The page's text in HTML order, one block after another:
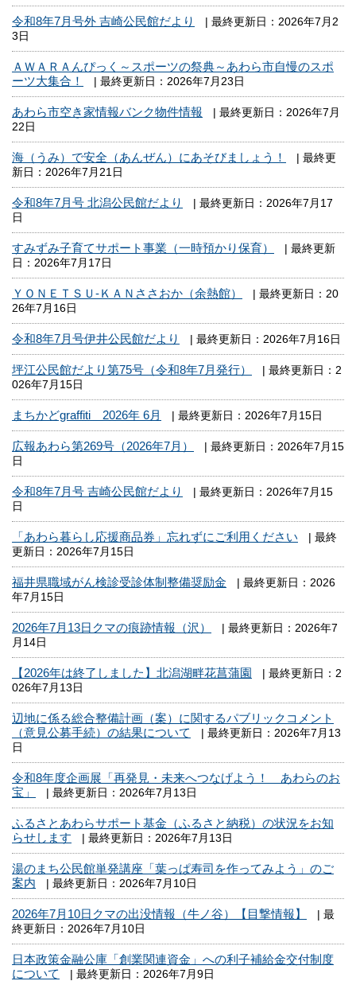
令和8年7月号外 吉崎公民館だより
| 最終更新日：2026年7月2
3日
ＡＷＡＲＡんぴっく～スポーツの祭典～あわら市自慢のスポ
ーツ大集合！
| 最終更新日：2026年7月23日
あわら市空き家情報バンク物件情報
| 最終更新日：2026年7月
22日
海（うみ）で安全（あんぜん）にあそびましょう！
| 最終更
新日：2026年7月21日
令和8年7月号 北潟公民館だより
| 最終更新日：2026年7月17
日
すみずみ子育てサポート事業（一時預かり保育）
| 最終更新
日：2026年7月17日
ＹＯＮＥＴＳＵ‐ＫＡＮささおか（余熱館）
| 最終更新日：20
26年7月16日
令和8年7月号伊井公民館だより | 最終更新日：2026年7月16日
坪江公民館だより第75号（令和8年7月発行）
| 最終更新日：2
026年7月15日
まちかどgraffiti 2026年 6月 | 最終更新日：2026年7月15日
広報あわら第269号（2026年7月）
| 最終更新日：2026年7月15
日
令和8年7月号 吉崎公民館だより
| 最終更新日：2026年7月15
日
「あわら暮らし応援商品券」忘れずにご利用ください
| 最終
更新日：2026年7月15日
福井県職域がん検診受診体制整備奨励金
| 最終更新日：2026
年7月15日
2026年7月13日クマの痕跡情報（沢）
| 最終更新日：2026年7
月14日
【2026年は終了しました】北潟湖畔花菖蒲園
| 最終更新日：2
026年7月13日
辺地に係る総合整備計画（案）に関するパブリックコメント
（意見公募手続）の結果について
| 最終更新日：2026年7月13
日
令和8年度企画展「再発見・未来へつなげよう！ あわらのお
宝」
| 最終更新日：2026年7月13日
ふるさとあわらサポート基金（ふるさと納税）の状況をお知
らせします
| 最終更新日：2026年7月13日
湯のまち公民館単発講座「葉っぱ寿司を作ってみよう」のご
案内
| 最終更新日：2026年7月10日
2026年7月10日クマの出没情報（牛ノ谷）【目撃情報】
| 最
終更新日：2026年7月10日
日本政策金融公庫「創業関連資金」への利子補給金交付制度
について
| 最終更新日：2026年7月9日